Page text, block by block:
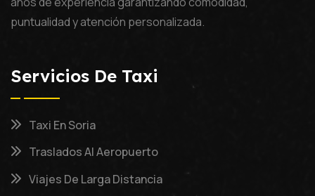
puntualidad y atención personalizada.
Servicios De Taxi
Taxi En Soria
Traslados Al Aeropuerto
Viajes De Larga Distancia